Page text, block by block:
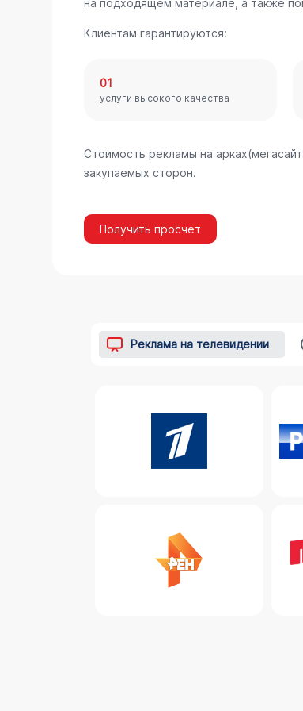
на подходящем материале, а также
Клиентам гарантируются:
01
услуги высокого качества
Стоимость рекламы на
закупаемых сторон.
Получить просчёт
Реклама на телевидении